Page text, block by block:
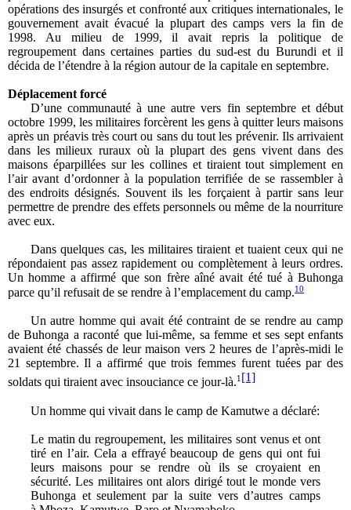
opérations des insurgés et confronté aux critiques internationales, le
gouvernement avait évacué la plupart des camps vers la fin de
1998. Au milieu de 1999, il avait repris la politique de
regroupement dans certaines parties du sud-est du Burundi et il
décida de l’étendre à la région autour de la capitale en septembre.
Déplacement forcé
D’une communauté à une autre vers fin septembre et début
octobre 1999, les militaires forcèrent les gens à quitter leurs maisons
après un préavis très court ou sans du tout les prévenir. Ils arrivaient
dans les milieux ruraux où la plupart des gens vivent dans des
maisons éparpillées sur les collines et tiraient tout simplement en
l’air avant d’ordonner à la population terrifiée de se rassembler à
des endroits désignés. Souvent ils les forçaient à partir sans leur
permettre de prendre des effets personnels ou même de la nourriture
avec eux.
Dans quelques cas, les militaires tiraient et tuaient ceux qui ne
répondaient pas assez rapidement ou complètement à leurs ordres.
Un homme a affirmé que son frère aîné avait été tué à Buhonga
parce qu’il refusait de se rendre à l’emplacement du camp.10
Un autre homme qui avait été contraint de se rendre au camp
de Buhonga a raconté que lui-même, sa femme et ses sept enfants
avaient été chassés de leur maison vers 2 heures de l’après-midi le
21 septembre. Il a affirmé que trois femmes furent tuées par des
soldats qui tiraient avec insouciance ce jour-là.1[1]
Un homme qui vivait dans le camp de Kamutwe a déclaré:
Le matin du regroupement, les militaires sont venus et ont
tiré en l’air. Cela a effrayé beaucoup de gens qui ont fui
leurs maisons pour se rendre où ils se croyaient en
sécurité. Les militaires ont alors dirigé tout le monde vers
Buhonga et seulement par la suite vers d’autres camps